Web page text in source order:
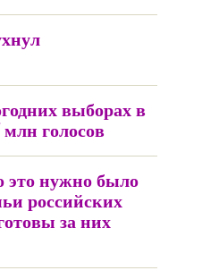
выборах в
голосов
это нужно было
российских
за них